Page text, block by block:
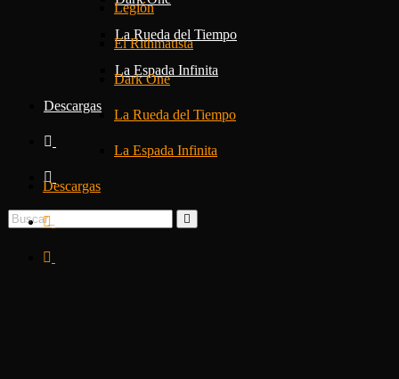
La Rueda del Tiempo
La Espada Infinita
Descargas
Legión
El Rithmatista
Dark One
La Rueda del Tiempo
La Espada Infinita
Descargas